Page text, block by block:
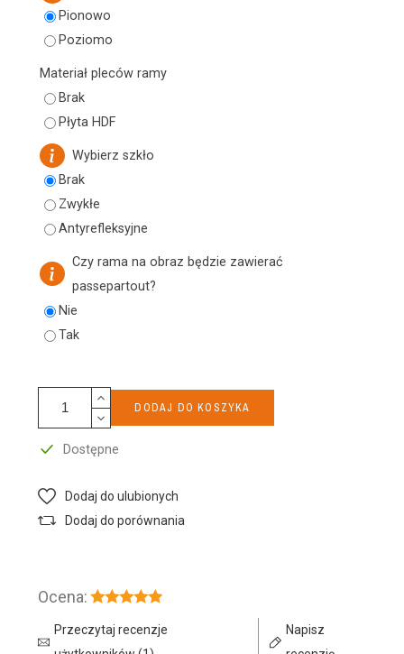
Pionowo
Poziomo
Wybierz szkło
Brak
Zwykłe
Antyrefleksyjne
Materiał pleców ramy
Brak
Płyta HDF
Czy rama na obraz będzie zawierać
passepartout?
Nie
Tak
DODAJ DO KOSZYKA
Dostępne
Dodaj do ulubionych
Dodaj do porównania
Ocena:
Przeczytaj recenzje
Napisz